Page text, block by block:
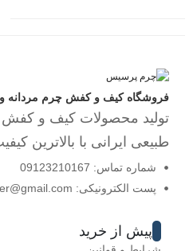
فروشگاه کیف و کفش چرم مردانه و
تولید محصولات کیف و کفش
طبیعی ایرانی با بالاترین
شماره تماس: 09123210167
پست الکترونیکی: persisleather@gmail.com
پیش از خرید